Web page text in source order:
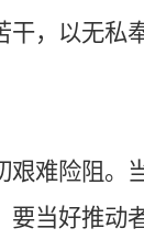
，以无私
难险阻。
当好推动